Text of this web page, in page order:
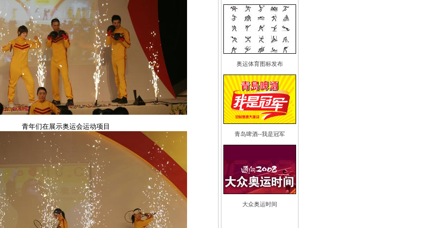
青年们在展示奥运会运动项目
奥运体育图标发布
青岛啤酒--我是冠军
大众奥运时间